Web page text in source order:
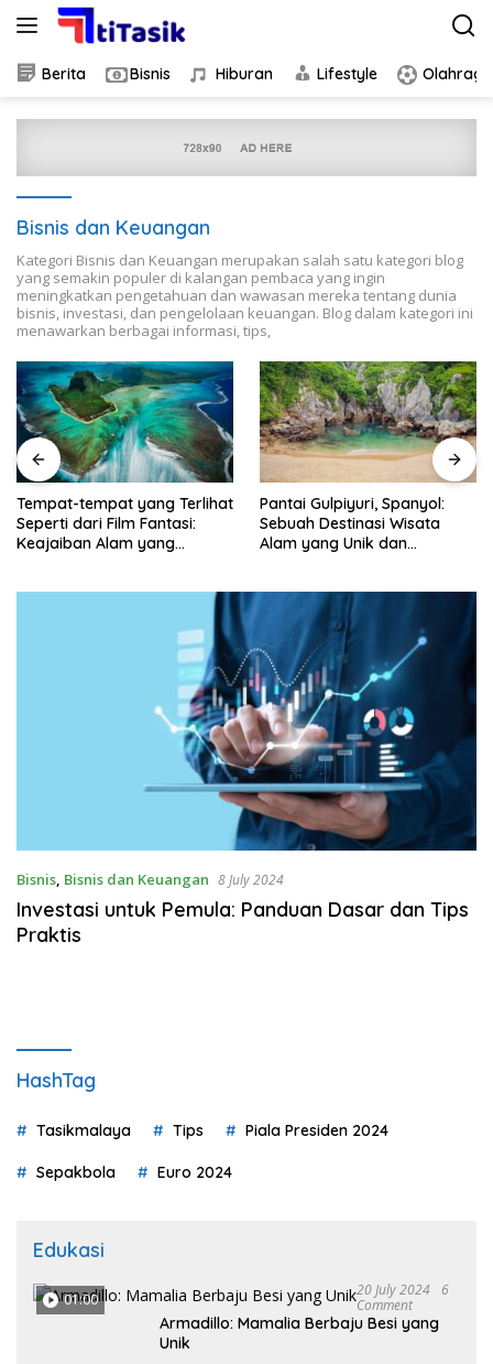
content
Berita Bisnis Hiburan Lifestyle Olahraga
Bisnis dan Keuangan
Kategori Bisnis dan Keuangan merupakan salah satu kategori blog
yang semakin populer di kalangan pembaca yang ingin
meningkatkan pengetahuan dan wawasan mereka tentang dunia
bisnis, investasi, dan pengelolaan keuangan. Blog dalam kategori ini
menawarkan berbagai informasi, tips,
Pantai Gulpiyuri, Spanyol:
Sebuah Destinasi Wisata
Alam yang Unik dan
Khasiat Cuka Apel untuk
Kesehatan Tubuh
Bisnis, Bisnis dan Keuangan 8 July 2024
Investasi untuk Pemula: Panduan Dasar dan Tips
Praktis
HashTag
Tasikmalaya Tips Piala Presiden 2024
Sepakbola Euro 2024
Edukasi
01:00 20 July 2024
6
Comment
Armadillo: Mamalia Berbaju Besi yang
Unik